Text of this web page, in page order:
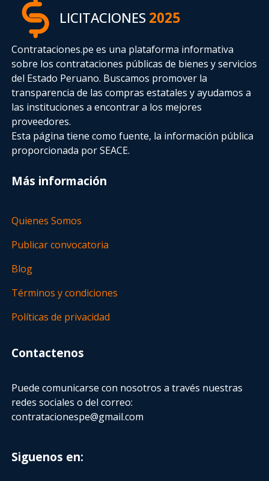
LICITACIONES2025
Contrataciones.pe es una plataforma informativa
sobre los contrataciones públicas de bienes y servicios
del Estado Peruano. Buscamos promover la
transparencia de las compras estatalesy ayudamos a
las instituciones a encontrar a los mejores
proveedores.
Esta página tiene como fuente, la información pública
proporcionada por SEACE.
Más información
Quienes Somos
Publicar convocatoria
Blog
Términos y condiciones
Políticas de privacidad
Contactenos
Puede comunicarse con nosotros a través nuestras
redes sociales o del correo:
contratacionespe@gmail.com
Siguenos en: